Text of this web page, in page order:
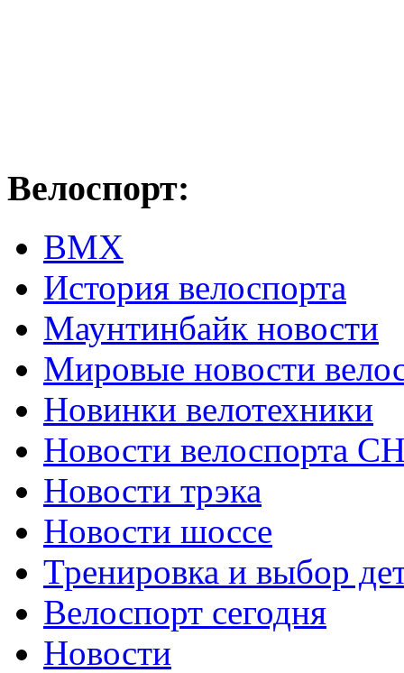
Велоспорт:
ВМХ
История велоспорта
Маунтинбайк новости
Мировые новости
Новинки велотехники
Новости велоспорта
Новости трэка
Новости шоссе
Тренировка и выбор
Велоспорт сегодня
Новости